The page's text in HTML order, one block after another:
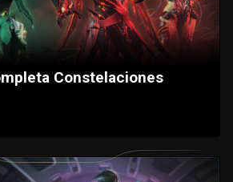
Constelaciones